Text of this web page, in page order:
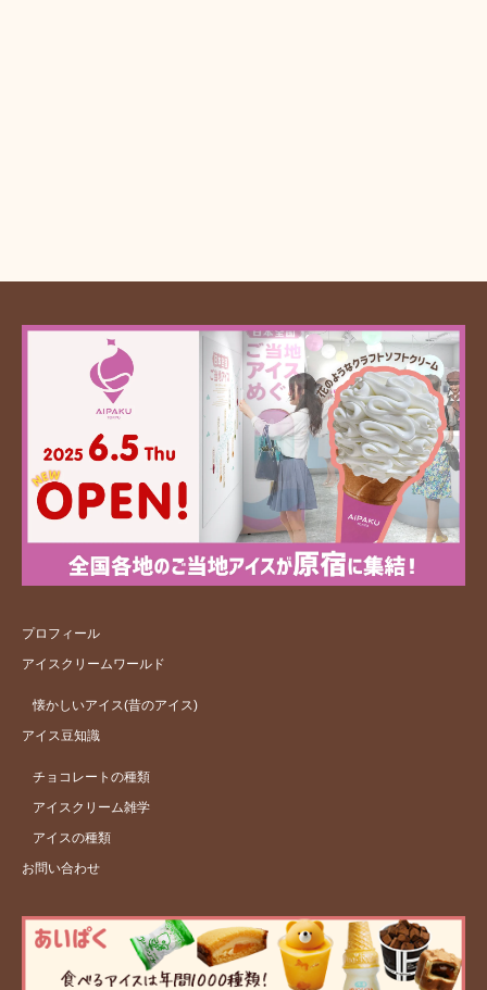
プロフィール
アイスクリームワールド
懐かしいアイス(昔のアイス)
アイス豆知識
チョコレートの種類
アイスクリーム雑学
アイスの種類
お問い合わせ